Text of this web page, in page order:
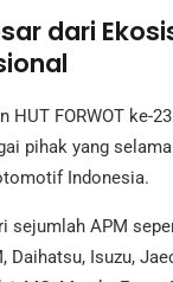
dari
HUT FORWOT ke-
pihak yang
Indonesia.
sejumlah APM
Daihatsu, Isuzu,